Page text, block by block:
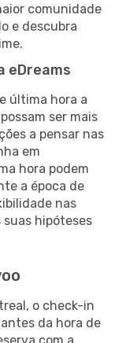
comunidade
e descubra
eDreams
última hora a
ser mais
a pensar nas
em
hora podem
a época de
nas
hipóteses
o check-in
da hora de